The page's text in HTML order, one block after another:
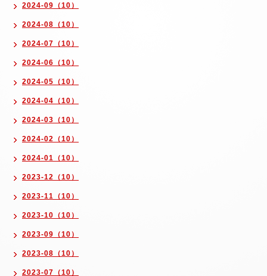
2024-09（10）
2024-08（10）
2024-07（10）
2024-06（10）
2024-05（10）
2024-04（10）
2024-03（10）
2024-02（10）
2024-01（10）
2023-12（10）
2023-11（10）
2023-10（10）
2023-09（10）
2023-08（10）
2023-07（10）